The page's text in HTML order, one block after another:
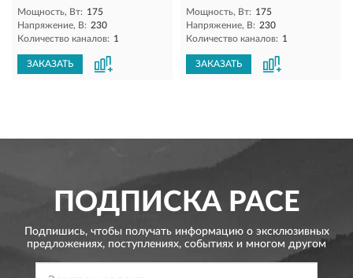
Мощность, Вт: 175
Напряжение, В: 230
Количество каналов: 1
ЗАКАЗАТЬ
Мощность, Вт: 175
Напряжение, В: 230
Количество каналов: 1
ЗАКАЗАТЬ
ПОДПИСКАPACE
Подпишись, чтобы получать информацию о эксклюзивных
предложениях, поступлениях, событиях и многом другом